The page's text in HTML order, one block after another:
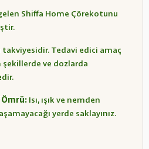
Shiffa Home Çörekotunu
takviyesidir. Tedavi edici amaç
ve dozlarda
Ömrü: Isı, ışık ve nemden
yerde saklayınız.